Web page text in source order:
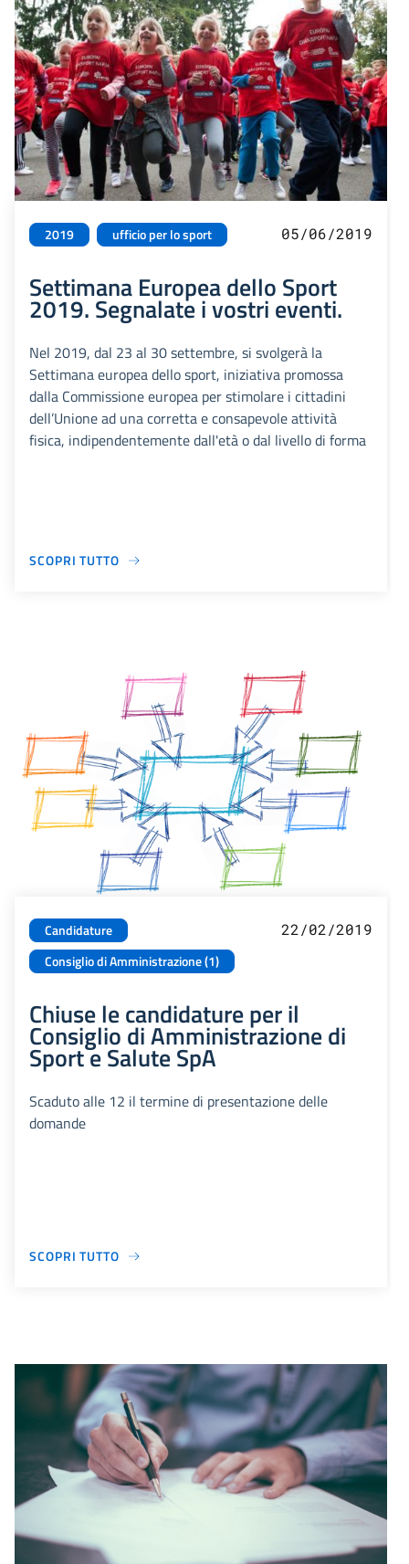
2019 ufficio per lo sport 05/06/2019
Settimana Europea dello Sport
2019. Segnalate i vostri eventi.
Nel 2019, dal 23 al 30 settembre, si svolgerà la
Settimana europea dello sport, iniziativa promossa
dalla Commissione europea per stimolare i cittadini
dell’Unione ad una corretta e consapevole attività
fisica, indipendentemente dall'età o dal livello di forma
SCOPRI TUTTO
Candidature
Consiglio di Amministrazione (1)
22/02/2019
Chiuse le candidature per il
Consiglio di Amministrazione di
Sport e Salute SpA
Scaduto alle 12 il termine di presentazione delle
domande
SCOPRI TUTTO